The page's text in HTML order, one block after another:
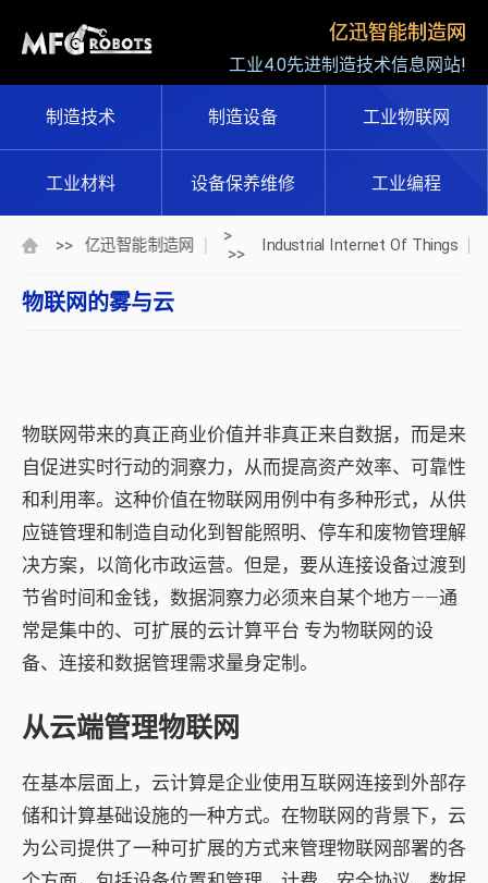
亿迅智能制造网
工业4.0先进制造技术信息网站!
制造技术 制造设备 工业物联网
工业材料 设备保养维修 工业编程
>> 亿迅智能制造网
>
>>
Industrial Internet Of Things
物联网的雾与云
物联网带来的真正商业价值并非真正来自数据，而是来
自促进实时行动的洞察力，从而提高资产效率、可靠性
和利用率。这种价值在物联网用例中有多种形式，从供
应链管理和制造自动化到智能照明、停车和废物管理解
决方案，以简化市政运营。但是，要从连接设备过渡到
节省时间和金钱，数据洞察力必须来自某个地方——通
常是集中的、可扩展的云计算平台 专为物联网的设
备、连接和数据管理需求量身定制。
从云端管理物联网
在基本层面上，云计算是企业使用互联网连接到外部存
储和计算基础设施的一种方式。在物联网的背景下，云
为公司提供了一种可扩展的方式来管理物联网部署的各